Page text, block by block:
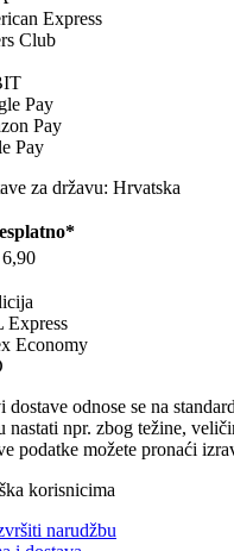
za državu: Hrvatska
odnose se na
nastati npr. zbog težine,
podatke možete pronaći
korisnicima
narudžbu